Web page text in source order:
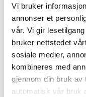
Vi bruker
annonser et
vår. Vi gir
bruker nettstedet
sosiale medier,
kombineres med
gjennom din bruk av
automatisk vår bruk
STREKKF.